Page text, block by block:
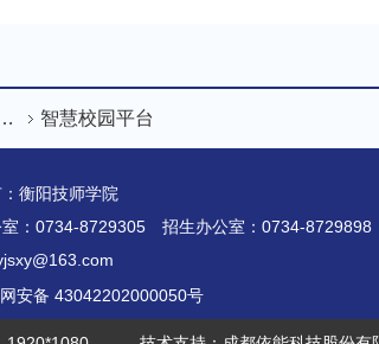
资源和社会保障局 智慧校园平台
衡阳技师学院
室：0734-8729305 招生办公室：0734-8729898
安备 43042202000050号